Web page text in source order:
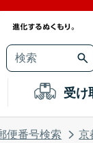
受け
便番号検索 京